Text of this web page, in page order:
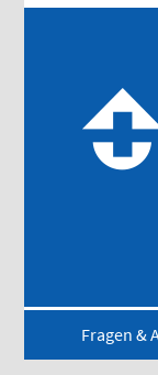
Fragen &